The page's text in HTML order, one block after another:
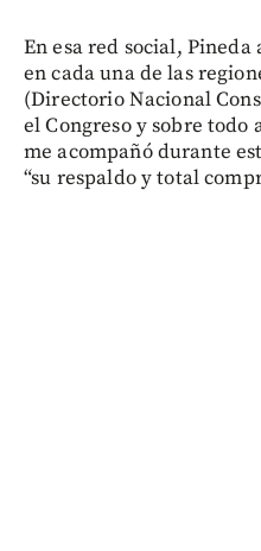
En esa red social,
en cada una de las
(Directorio Nacional
el Congreso y sobre todo
me acompañó durante
“su respaldo y total